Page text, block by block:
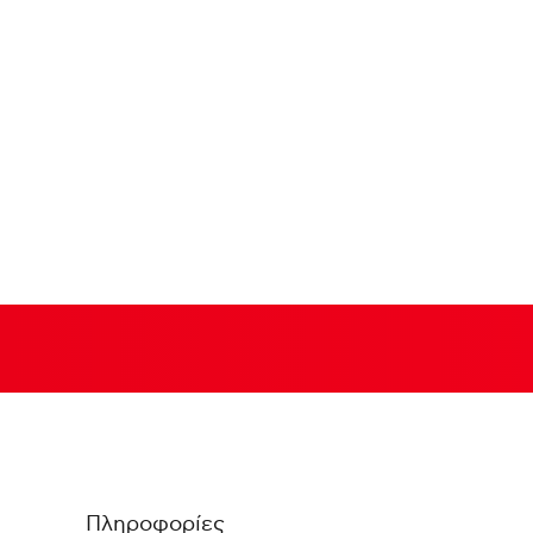
Πληροφορίες